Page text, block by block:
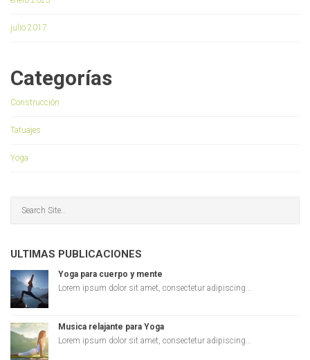
julio 2017
Categorías
Construcción
Tatuajes
Yoga
ULTIMAS PUBLICACIONES
Yoga para cuerpo y mente
Lorem ipsum dolor sit amet, consectetur adipiscing...
Musica relajante para Yoga
Lorem ipsum dolor sit amet, consectetur adipiscing...